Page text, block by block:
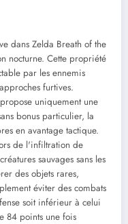
dans Zelda Breath of the
nocturne. Cette propriété
par les ennemis
furtives.
uniquement une
bonus particulier, la
en avantage tactique.
de l'infiltration de
sauvages sans les
des objets rares,
éviter des combats
soit inférieur à celui
84 points une fois